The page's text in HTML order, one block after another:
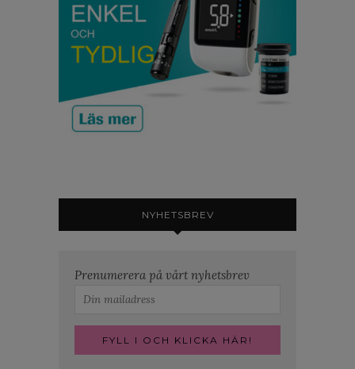
NYHETSBREV
Prenumerera på vårt nyhetsbrev